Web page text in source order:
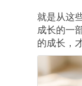
就是从这
成长的一
的成长，